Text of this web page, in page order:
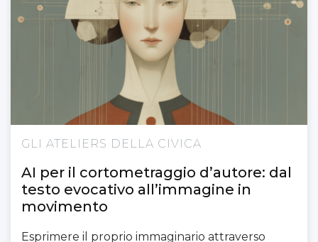
GLI ATELIERS DELLA CIVICA
AI per il cortometraggio d’autore: dal
testo evocativo all’immagine in
movimento
Esprimere il proprio immaginario attraverso